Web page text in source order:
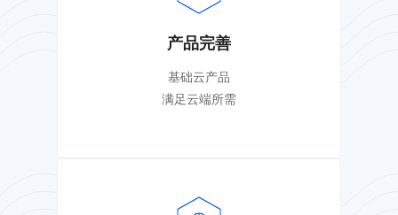
产品完善
基础云产品
满足云端所需